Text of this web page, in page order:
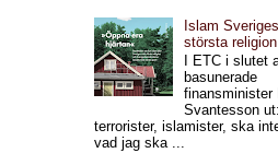
Islam
största religion
I ETC i slutet
basunerade
finansminister
Svantesson
terrorister, islamister, ska
vad jag ska ...